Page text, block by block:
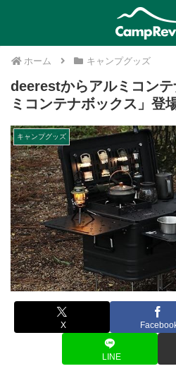
ホーム キャンプグッズ
deerestからアルミコン
ミコンテナボックス」登
キャンプグッズ
X
LINE